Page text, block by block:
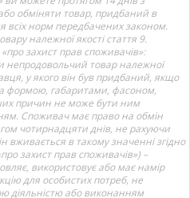
обміняти товар, придбаний в
всіх норм передбачених законом.
належної якості стаття 9.
захист прав споживачів»:
непродовольчий товар належної
у якого він був придбаний, якщо
формою, габаритами, фасоном,
причин не може бути ним
Споживач має право на обмін
чотирнадцяти днів, не рахуючи
вживається в такому значенні згідно
захист прав споживачів») –
використовує або має намір
для особистих потреб, не
діяльністю або виконанням